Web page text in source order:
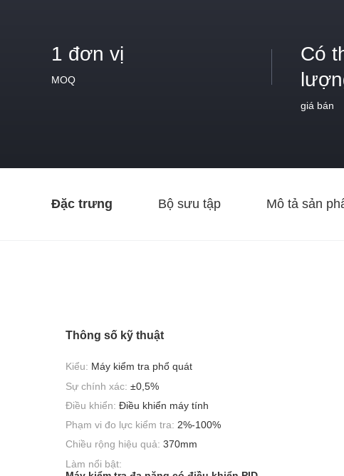
1 đơn vị
MOQ
Có
giá bán
Đặc trưng Bộ sưu tập Mô tả sản
Thông số kỹ thuật
Kiểu: Máy kiểm tra phổ quát
Sự chính xác: ±0,5%
Điều khiển: Điều khiển máy tính
Phạm vi đo lực kiểm tra: 2%-100%
Chiều rộng hiệu quả: 370mm
Làm nổi bật: